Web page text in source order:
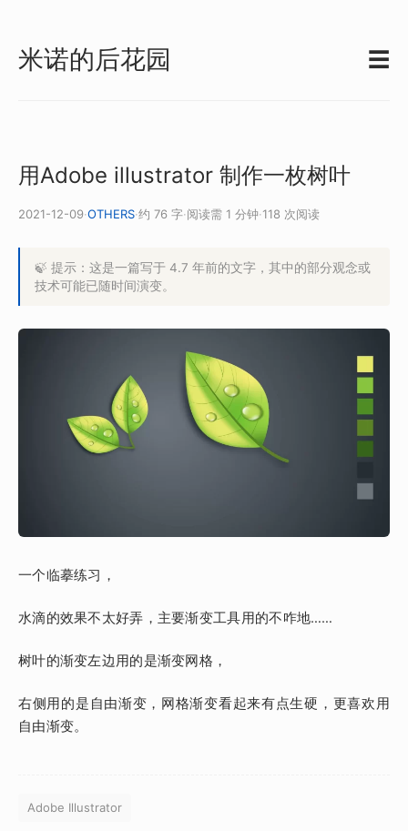
米诺的后花园 ☰
用Adobe illustrator 制作一枚树叶
2021-12-09·OTHERS·约 76 字·阅读需 1 分钟·118 次阅读
🍃 提示：这是一篇写于 4.7 年前的文字，其中的部分观念或
技术可能已随时间演变。
一个临摹练习，
水滴的效果不太好弄，主要渐变工具用的不咋地……
树叶的渐变左边用的是渐变网格，
右侧用的是自由渐变，网格渐变看起来有点生硬，更喜欢用
自由渐变。
Adobe Illustrator